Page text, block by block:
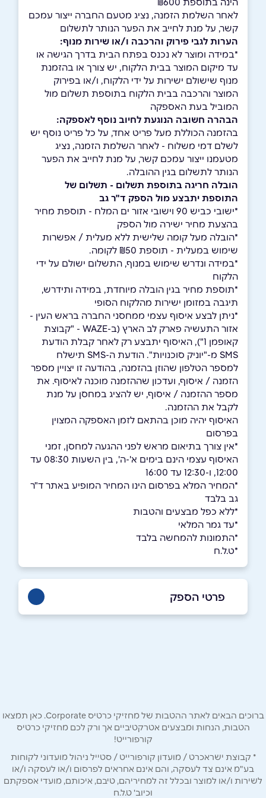
לאחר השלמת הזמנה, נציג מטעם החברה ייצור עמכם
קשר, על מנת לחייב את הפער הנותר לתשלום
הערות לגבי פירוק והרכבה ו/או שירות מנוף:
*במידה ומוצר לא נכנס בפתח הבית בדרך הגישה או
עד מיקום המוצר בבית הלקוח, יש צורך או בהזמנת
מנוף שישולם ישירות על ידי הלקוח, ו/או בפירוק
המוצר והרכבה בבית הלקוח בתוספת תשלום מול
המוביל בעת האספקה
הבהרה חשובה הנוגעת לחיוב נוסף לאספקה:
בהזמנה הכוללת מעל פריט אחד, על כל פריט נוסף יש
לשלם דמי משלוח - לאחר השלמת הזמנה, נציג
מטעמנו ייצור עמכם קשר, על מנת לחייב את הפער
הנותר לתשלום בגין ההובלה.
הובלה חריגה בתוספת תשלום - תשלום של
התוספת יתבצע מול הספק ד"ר גב
*ישובי כביש 90 וישובי אזור ים המלח - תוספת מחיר
בהצעת מחיר ישירה מול הספק
*הובלה מעל קומה שלישית ללא מעלית / אפשרות
שימוש במעלית - תוספת ₪50 לקומה.
*במידה ונדרש שימוש במנוף, התשלום ישולם על ידי
הלקוח
*תוספת מחיר בגין הובלה מיוחדת, במידה ותידרש,
תיגבה במזומן ישירות מהלקוח הסופי
*ניתן לבצע איסוף עצמי ממחסני החברה בראש העין -
אזור התעשיה פארק לב הארץ (ב-WAZE - "קבוצת
קאופמן 1"), האיסוף יתבצע רק לאחר קבלת הודעת
SMS מ-"יוניק סוכנויות". הודעת ה-SMS תישלח
למספר הטלפון שהוזן בהזמנה, בהודעה זו יצויין מספר
הזמנה / איסוף, ועדכון שההזמנה מוכנה לאיסוף. את
מספר ההזמנה / איסוף, יש להציג במחסן על מנת
לקבל את ההזמנה.
האיסוף יהיה מוכן בהתאם לזמן האספקה המצוין
בפרסום
*אין צורך בתיאום מראש לפני ההגעה למחסן, זמני
האיסוף עצמי הינם בימים א'-ה', בין השעות 08:30 עד
12:00, ו-12:30 עד 16:00
*המחיר המלא בפרסום הינו המחיר המופיע באתר ד"ר
גב בלבד
*ללא כפל מבצעים והטבות
*עד גמר המלאי
*התמונות להמחשה בלבד
*ט.ל.ח
פרטי הספק
שם מלא*
טלפון*
ברוכים הבאים לאתר ההטבות של מחזיקי כרטיס Corporate. כאן תמצאו
הטבות, הנחות ומבצעים אטרקטיביים אך ורק לכם מחזיקי כרטיס
קורפורייט!
* קבוצת ישראכרט / מועדון קורפורייט / סטייל ניהול מועדוני לקוחות
בע"מ אינם צד לעסקה, והם אינם אחראים לפרסום ו/או לעסקה ו/או
לשירות ו/או למוצר ובכלל זה למחיריהם, טיבם, איכותם, מועדי אספקתם
וכיוב' ט.ל.ח